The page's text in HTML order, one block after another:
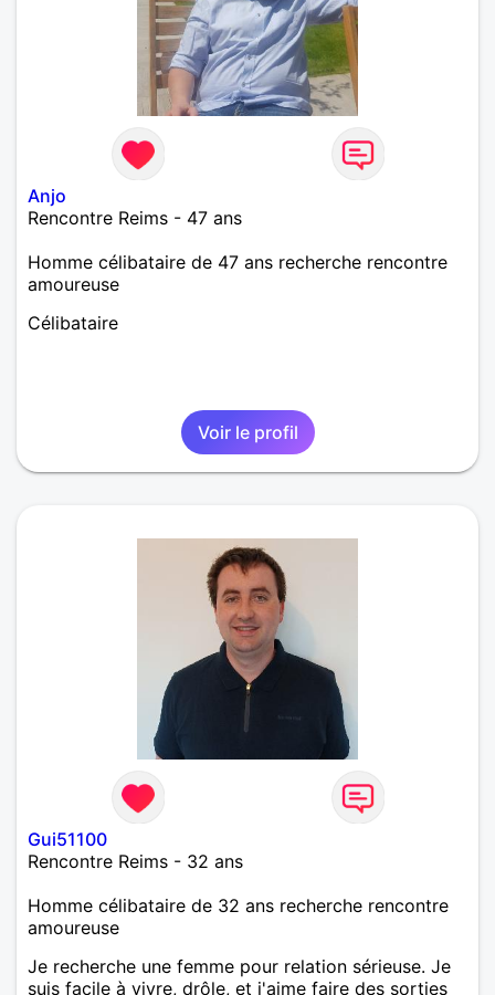
Anjo
Rencontre Reims - 47 ans
Homme célibataire de 47 ans recherche rencontre
amoureuse
Célibataire
Voir le profil
Gui51100
Rencontre Reims - 32 ans
Homme célibataire de 32 ans recherche rencontre
amoureuse
Je recherche une femme pour relation sérieuse. Je
suis facile à vivre, drôle, et j'aime faire des sorties